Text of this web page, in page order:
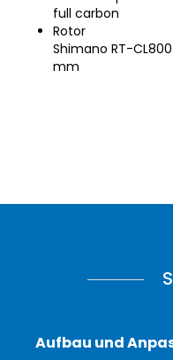
full carbon
Rotor
Shimano RT-
mm
Aufbau und